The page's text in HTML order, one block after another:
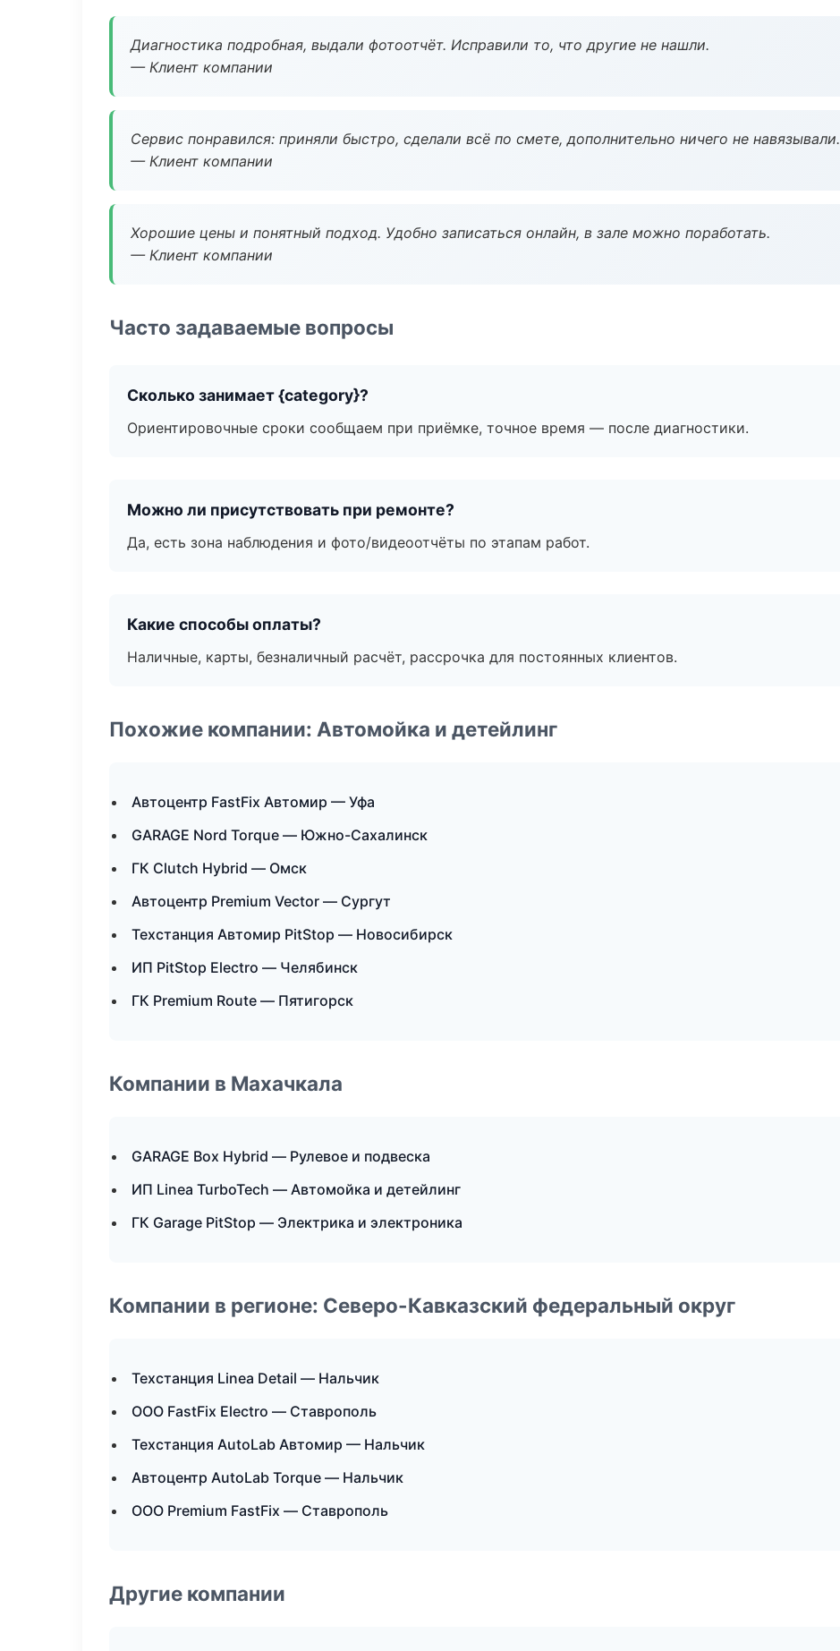
Диагностика подробная, выдали фотоотчёт. Исправили то, что другие не нашли.
— Клиент компании
Сервис понравился: приняли быстро, сделали всё по смете, дополнительно ничего не навязывали.
— Клиент компании
Хорошие цены и понятный подход. Удобно записаться онлайн, в зале можно поработать.
— Клиент компании
Часто задаваемые вопросы
Сколько занимает {category}?
Ориентировочные сроки сообщаем при приёмке, точное время — после диагностики.
Можно ли присутствовать при ремонте?
Да, есть зона наблюдения и фото/видеоотчёты по этапам работ.
Какие способы оплаты?
Наличные, карты, безналичный расчёт, рассрочка для постоянных клиентов.
Похожие компании: Автомойка и детейлинг
Автоцентр FastFix Автомир — Уфа
GARAGE Nord Torque — Южно-Сахалинск
ГК Clutch Hybrid — Омск
Автоцентр Premium Vector — Сургут
Техстанция Автомир PitStop — Новосибирск
ИП PitStop Electro — Челябинск
ГК Premium Route — Пятигорск
Компании в Махачкала
GARAGE Box Hybrid — Рулевое и подвеска
ИП Linea TurboTech — Автомойка и детейлинг
ГК Garage PitStop — Электрика и электроника
Компании в регионе: Северо-Кавказский федеральный округ
Техстанция Linea Detail — Нальчик
ООО FastFix Electro — Ставрополь
Техстанция AutoLab Автомир — Нальчик
Автоцентр AutoLab Torque — Нальчик
ООО Premium FastFix — Ставрополь
Другие компании